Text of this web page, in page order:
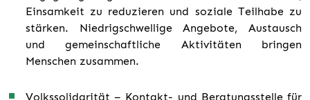
Einsamkeit zu reduzieren und soziale Teilhabe zu
stärken. Niedrigschwellige Angebote, Austausch
und gemeinschaftliche Aktivitäten bringen
Menschen zusammen.
Volkssolidarität – Kontakt- und Beratungsstelle für